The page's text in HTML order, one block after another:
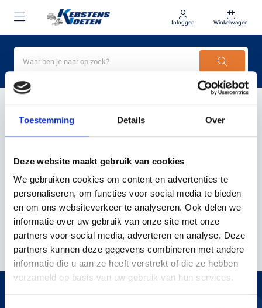
Toestemming Details Over
Deze website maakt gebruik van cookies
We gebruiken cookies om content en advertenties te
personaliseren, om functies voor social media te bieden
en om ons websiteverkeer te analyseren. Ook delen we
informatie over uw gebruik van onze site met onze
partners voor social media, adverteren en analyse. Deze
partners kunnen deze gegevens combineren met andere
informatie die u aan ze heeft verstrekt of die ze hebben
verzameld op basis van uw gebruik van hun services.
Inloggen Winkelwagen
KRESS KR120E
AANBIEDING
Filter Sorteer